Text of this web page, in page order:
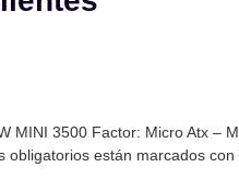
MINI 3500 Factor: Micro Atx –
obligatorios están marcados con